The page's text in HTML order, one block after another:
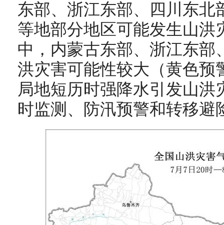
东部、浙江东部、四川东北
等地部分地区可能发生山洪
中，内蒙古东部、浙江东部
洪灾害可能性较大（黄色预
局地短历时强降水引发山
时监测、防汛预警和转移避